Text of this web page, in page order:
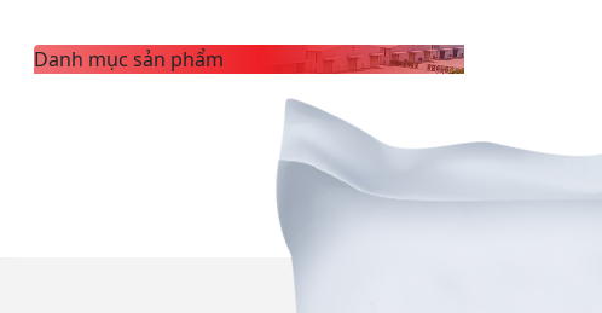
Danh mục sản phẩm